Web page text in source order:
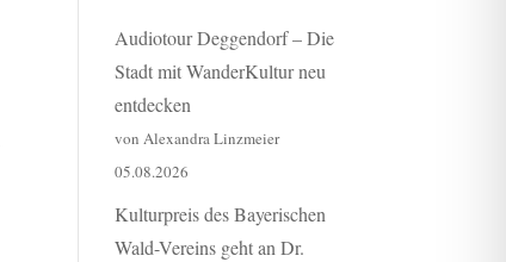
Audiotour Deggendorf – Die
Stadt mit WanderKultur neu
entdecken
von Alexandra Linzmeier
05.08.2026
Kulturpreis des Bayerischen
Wald-Vereins geht an Dr.